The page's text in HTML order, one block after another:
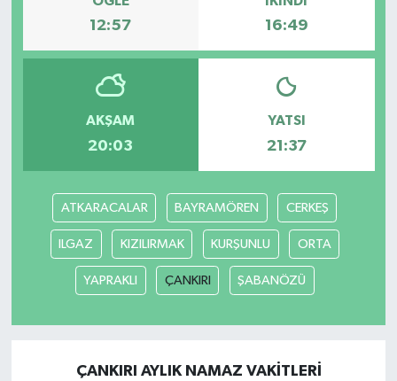
12:57 16:49
AKŞAM
20:03
YATSI
21:37
ATKARACALAR BAYRAMÖREN CERKEŞ
ILGAZ KIZILIRMAK KURŞUNLU ORTA
YAPRAKLI ÇANKIRI ŞABANÖZÜ
ÇANKIRI AYLIK NAMAZ VAKITLERI